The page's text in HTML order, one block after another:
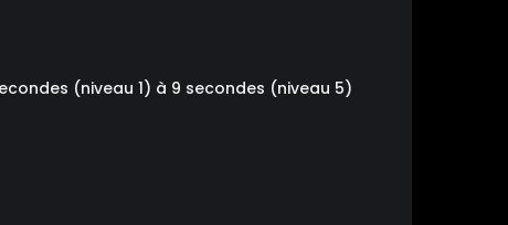
(niveau 1) à 9 secondes (niveau 5)